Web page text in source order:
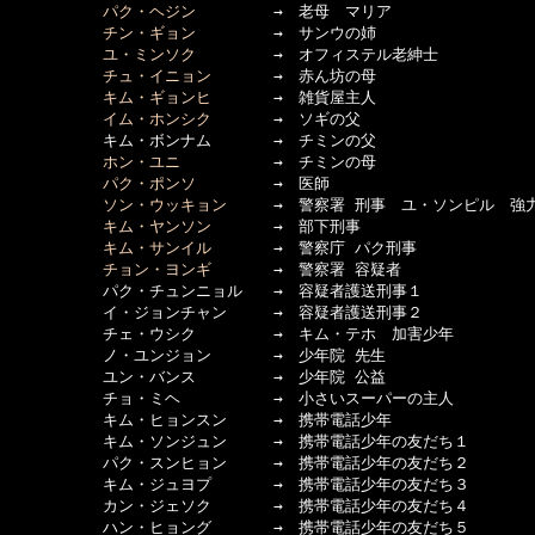
パク・ヘジン →　老母　マリア
チン・ギョン →　サンウの姉
ユ・ミンソク
→　オフィステル老紳士
チュ・イニョン →　赤ん坊の母
キム・ギョンヒ
→　雑貨屋主人
イム・ホンシク
→　ソギの父
キム・ボンナム　　　　→　チミンの父
ホン・ユニ →　チミンの母
パク・ポンソ
→　医師
ソン・ウッキョン →　警察署 刑事　ユ・ソンピル　強
キム・ヤンソン →　部下刑事
キム・サンイル →　警察庁 パク刑事
チョン・ヨンギ →　警察署 容疑者
パク・チュンニョル　　→　容疑者護送刑事１
イ・ジョンチャン　　　→　容疑者護送刑事２
チェ・ウシク　　　　　→　キム・テホ　加害少年
ノ・ユンジョン　　　　→　少年院 先生
ユン・バンス　　　　　→　少年院 公益
チョ・ミヘ　　　　　　→　小さいスーパーの主人
キム・ヒョンスン　　　→　携帯電話少年
キム・ソンジュン　　　→　携帯電話少年の友だち１
パク・スンヒョン　　　→　携帯電話少年の友だち２
キム・ジュヨプ　　　　→　携帯電話少年の友だち３
カン・ジェソク　　　　→　携帯電話少年の友だち４
ハン・ヒョング　　　　→　携帯電話少年の友だち５